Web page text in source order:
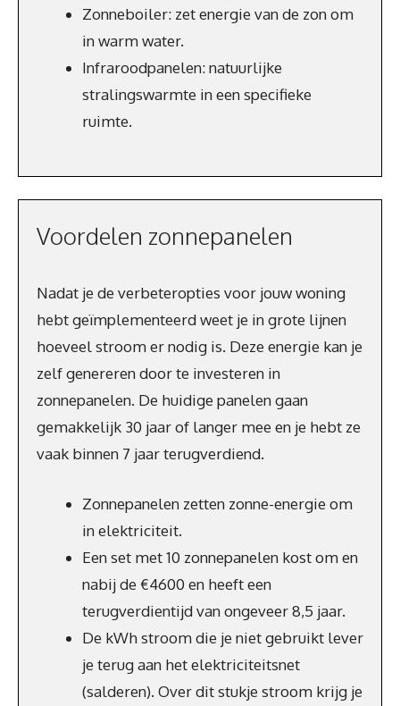
Zonneboiler: zet energie van de zon om
in warm water.
Infraroodpanelen: natuurlijke
stralingswarmte in een specifieke
ruimte.
Voordelen zonnepanelen
Nadat je de verbeteropties voor jouw woning
hebt geïmplementeerd weet je in grote lijnen
hoeveel stroom er nodig is. Deze energie kan je
zelf genereren door te investeren in
zonnepanelen. De huidige panelen gaan
gemakkelijk 30 jaar of langer mee en je hebt ze
vaak binnen 7 jaar terugverdiend.
Zonnepanelen zetten zonne-energie om
in elektriciteit.
Een set met 10 zonnepanelen kost om en
nabij de €4600 en heeft een
terugverdientijd van ongeveer 8,5 jaar.
De kWh stroom die je niet gebruikt lever
je terug aan het elektriciteitsnet
(salderen). Over dit stukje stroom krijg je